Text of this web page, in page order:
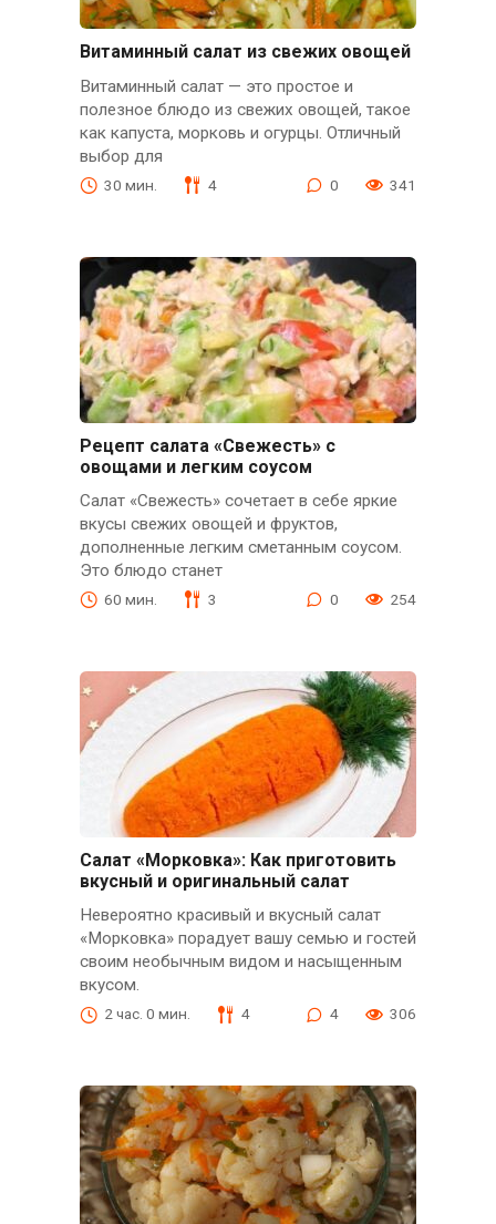
Витаминный салат из свежих овощей
Витаминный салат — это простое и
полезное блюдо из свежих овощей, такое
как капуста, морковь и огурцы. Отличный
выбор для
30 мин. 4 0 341
Рецепт салата «Свежесть» с
овощами и легким соусом
Салат «Свежесть» сочетает в себе яркие
вкусы свежих овощей и фруктов,
дополненные легким сметанным соусом.
Это блюдо станет
60 мин. 3 0 254
Салат «Морковка»: Как приготовить
вкусный и оригинальный салат
Невероятно красивый и вкусный салат
«Морковка» порадует вашу семью и гостей
своим необычным видом и насыщенным
вкусом.
2 час. 0 мин. 4 4 306